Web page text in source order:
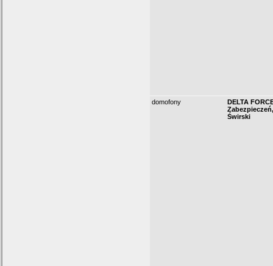
domofony
DELTA
Świrski